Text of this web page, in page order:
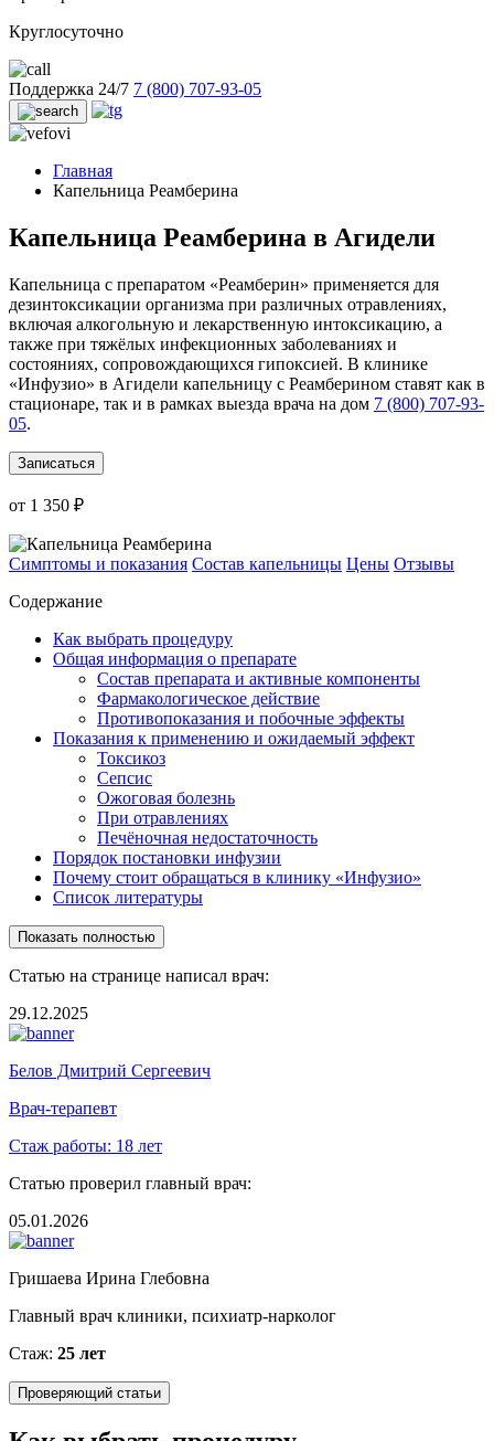
Круглосуточно
Поддержка 24/7 7 (800) 707-93-05
Главная
Капельница Реамберина
Капельница Реамберина в Агидели
Капельница с препаратом «Реамберин» применяется для
дезинтоксикации организма при различных отравлениях,
включая алкогольную и лекарственную интоксикацию, а
также при тяжёлых инфекционных заболеваниях и
состояниях, сопровождающихся гипоксией. В клинике
«Инфузио» в Агидели капельницу с Реамберином ставят как в
стационаре, так и в рамках выезда врача на дом 7 (800) 707-93-
05.
Записаться
от 1 350 ₽
Симптомы и показания Состав капельницы Цены Отзывы
Содержание
Как выбрать процедуру
Общая информация о препарате
Состав препарата и активные компоненты
Фармакологическое действие
Противопоказания и побочные эффекты
Показания к применению и ожидаемый эффект
Токсикоз
Сепсис
Ожоговая болезнь
При отравлениях
Печёночная недостаточность
Порядок постановки инфузии
Почему стоит обращаться в клинику «Инфузио»
Список литературы
Показать полностью
Статью на странице написал врач:
29.12.2025
Белов Дмитрий Сергеевич
Врач-терапевт
Стаж работы: 18 лет
Статью проверил главный врач:
05.01.2026
Гришаева Ирина Глебовна
Главный врач клиники, психиатр-нарколог
Стаж: 25 лет
Проверяющий статьи